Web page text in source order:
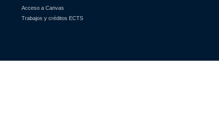
Acceso a Canvas
Trabajos y créditos ECTS